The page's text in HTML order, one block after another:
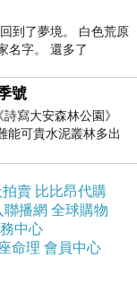
到了夢境。 白色荒原
名字。 還多了
號
寫大安森林公園》
能可貴水泥叢林多出
拍賣 比比昂代購
聯播網 全球購物
中心
命理 會員中心